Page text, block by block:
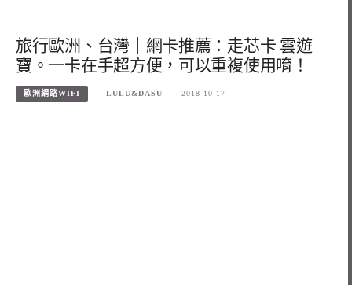
旅行歐洲、台灣｜網卡推薦：走芯卡 雲遊
寶。一卡在手超方便，可以重複使用唷！
歐洲網路WIFI LULU&DASU 2018-10-17